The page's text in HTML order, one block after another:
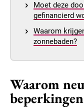
Moet deze
gefinancierd
Waarom
zonnebaden?
Waarom